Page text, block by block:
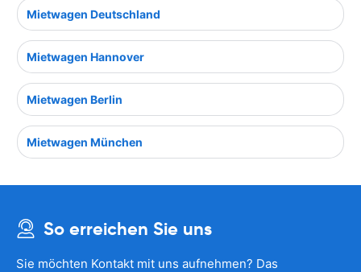
Mietwagen Deutschland
Mietwagen Hannover
Mietwagen Berlin
Mietwagen München
So erreichen Sie uns
Sie möchten Kontakt mit uns aufnehmen? Das